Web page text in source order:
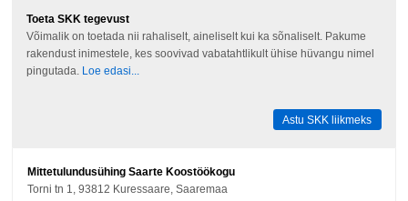
Toeta SKK tegevust
Võimalik on toetada nii rahaliselt, aineliselt kui ka sõnaliselt. Pakume
rakendust inimestele, kes soovivad vabatahtlikult ühise hüvangu nimel
pingutada.
Loe edasi...
Astu SKK liikmeks
Mittetulundusühing Saarte Koostöökogu
Torni tn 1, 93812 Kuressaare, Saaremaa